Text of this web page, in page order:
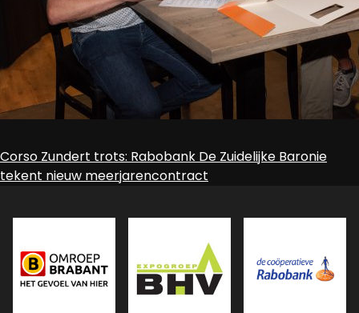
Bericht
navigatie
Corso Zundert trots: Rabobank De Zuidelijke Baronie
tekent nieuw meerjarencontract